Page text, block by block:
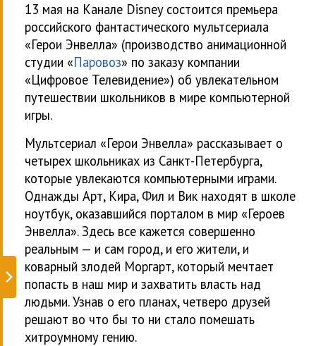
13 мая на Канале Disney состоится премьера
российского фантастического мультсериала
«Герои Энвелла» (производство анимационной
студии «Паровоз» по заказу компании
«Цифровое Телевидение») об увлекательном
путешествии школьников в мире компьютерной
игры.
Мультсериал «Герои Энвелла» рассказывает о
четырех школьниках из Санкт-Петербурга,
которые увлекаются компьютерными играми.
Однажды Арт, Кира, Фил и Вик находят в школе
ноутбук, оказавшийся порталом в мир «Героев
Энвелла». Здесь все кажется совершенно
реальным — и сам город, и его жители, и
коварный злодей Моргарт, который мечтает
попасть в наш мир и захватить власть над
людьми. Узнав о его планах, четверо друзей
решают во что бы то ни стало помешать
хитроумному гению.